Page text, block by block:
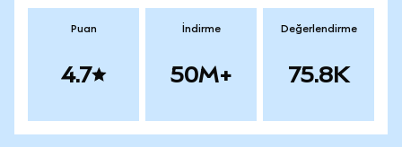
Puan
4.7
İndirme
50M+
Değerlendirme
75.8K